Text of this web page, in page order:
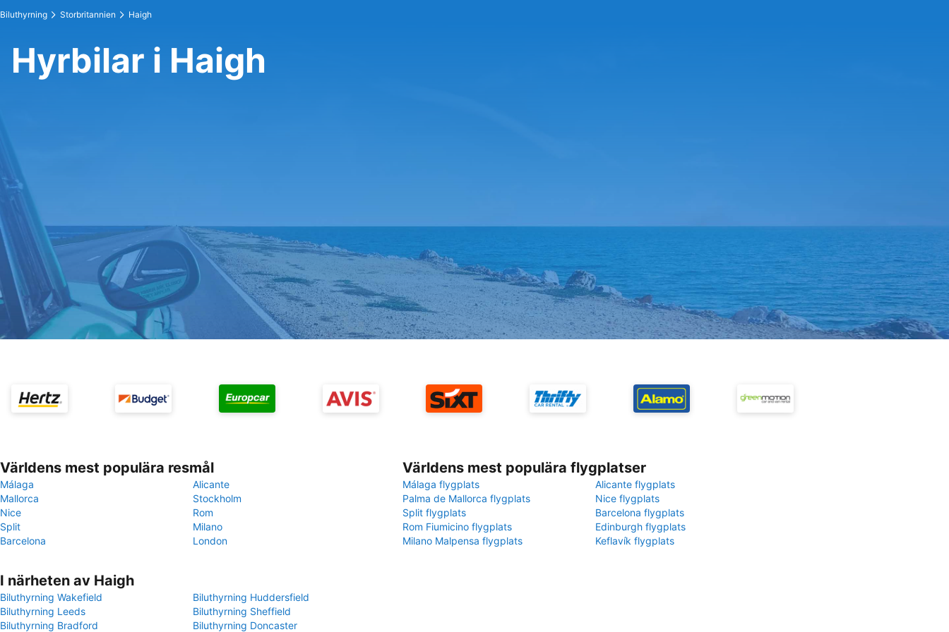
Biluthyrning Storbritannien Haigh
Hyrbilar i Haigh
Världens mest populära resmål
Málaga
Alicante
Mallorca
Stockholm
Nice
Rom
Split
Milano
Barcelona
London
Världens mest populära flygplatser
Málaga flygplats
Alicante flygplats
Palma de Mallorca flygplats
Nice flygplats
Split flygplats
Barcelona flygplats
Rom Fiumicino flygplats
Edinburgh flygplats
Milano Malpensa flygplats
Keflavík flygplats
I närheten av Haigh
Biluthyrning Wakefield
Biluthyrning Huddersfield
Biluthyrning Leeds
Biluthyrning Sheffield
Biluthyrning Bradford
Biluthyrning Doncaster